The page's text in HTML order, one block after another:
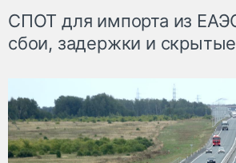
СПОТ для импорта из
сбои, задержки и